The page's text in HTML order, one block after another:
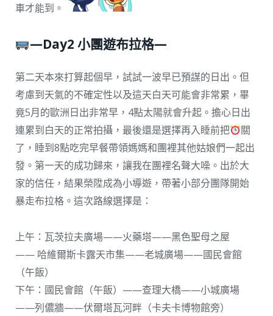
車才能到。
—Day2 小團遊布拉格—
第二天本來打算起個早，試試一波早已預謀的日出。但
考慮到天氣的不確定性以及這天白天可能會非常累，畢
竟5月的歐洲日出非常早，4點太陽就會升起。擔心日出
連累到白天的正常拍攝，最後還是選擇再入睡前把
關
了，睡到8點吃完早餐帶領媽媽和團裡其他姑娘們一起出
發。第一天的成功歸來，讓我在團裡名聲大噪。出於大
家的信任，結果榮陞成為小導遊，帶著小部分團隊開始
暴走布拉格。這次路線選擇是：
上午：瓦茨拉夫廣場——火藥塔——黑色聖母之屋
—— 哈維爾斯卡露天市集——老城廣場——國民會館
（午飯）
下午：國民會館（午飯）——查理大橋——小城廣場
——列儂牆——伏爾塔瓦河畔（卡夫卡博物館旁）